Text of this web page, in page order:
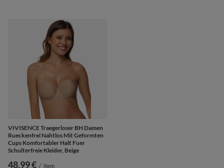
VIVISENCE Traegerloser BH Damen
Rueckenfrei Nahtlos Mit Geformten
Cups Komfortabler Halt Fuer
Schulterfreie Kleider, Beige
48,99 € / item